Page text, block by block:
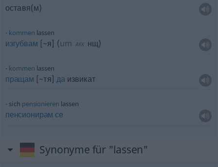
оставя(м)
kommen lassen
изгубвам [~я] (um AKK нщ)
kommen lassen
пращам [~тя] даизвикат
sich pensionieren lassen
пенсионирам се
Synonyme für "lassen"